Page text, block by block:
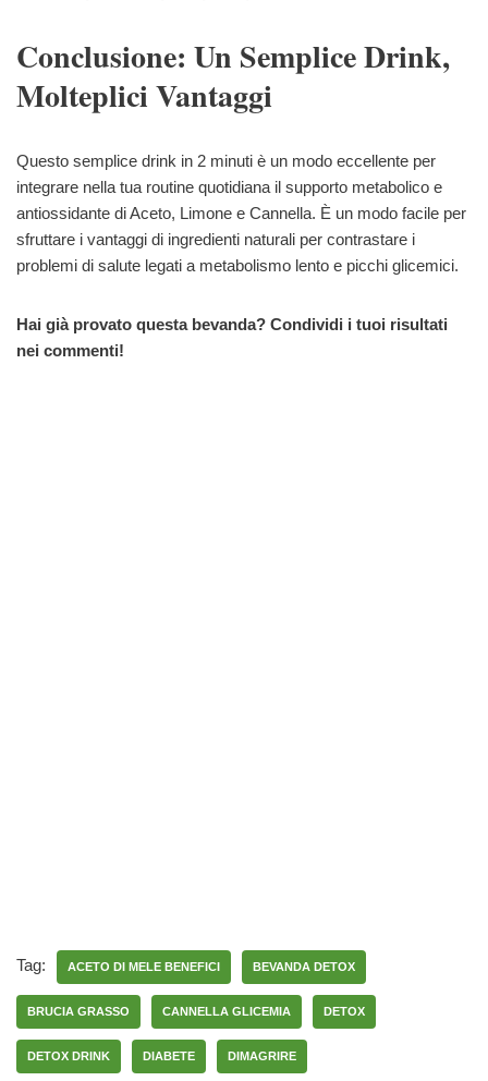
Conclusione: Un Semplice Drink,
Molteplici Vantaggi
Questo semplice drink in 2 minuti è un modo eccellente per
integrare nella tua routine quotidiana il supporto metabolico e
antiossidante di Aceto, Limone e Cannella. È un modo facile per
sfruttare i vantaggi di ingredienti naturali per contrastare i
problemi di salute legati a metabolismo lento e picchi glicemici.
Hai già provato questa bevanda? Condividi i tuoi risultati
nei commenti!
Tag: ACETO DI MELE BENEFICI BEVANDA DETOX
BRUCIA GRASSO CANNELLA GLICEMIA DETOX
DETOX DRINK DIABETE DIMAGRIRE